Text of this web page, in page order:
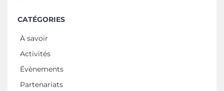
CATÉGORIES
À savoir
Activités
Évènements
Partenariats